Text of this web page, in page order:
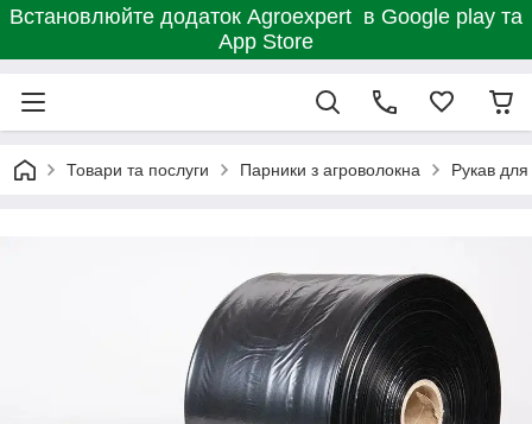
Встановлюйте додаток Agroexpert в Google play та
App Store
Товари та послуги Парники з агроволокна Рукав